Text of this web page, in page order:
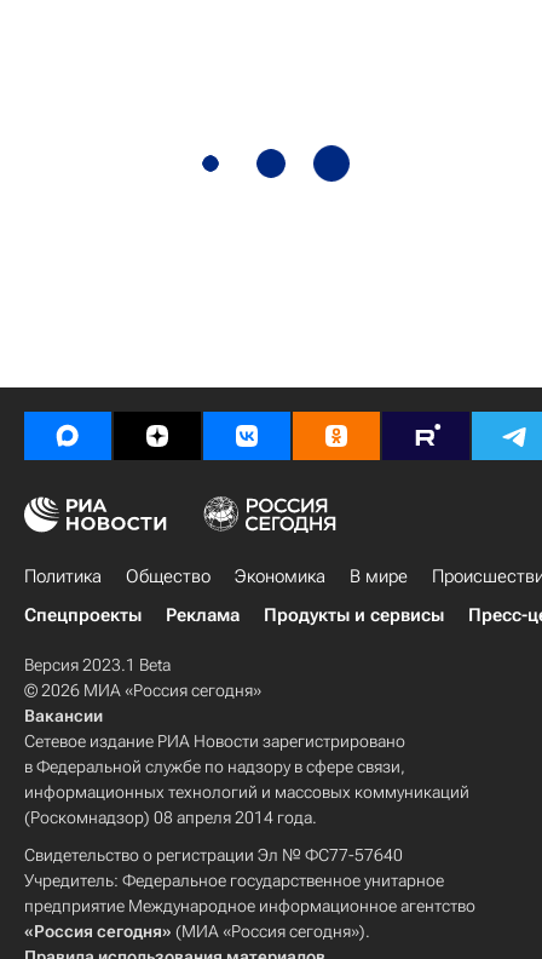
Политика Общество Экономика В мире
Спецпроекты
Реклама Продукты и сервисы Пресс-
Версия 2023.1 Beta
© 2026 МИА «Россия сегодня»
Вакансии
Сетевое издание РИА Новости зарегистрировано
в Федеральной службе по надзору в сфере связи,
информационных технологий и массовых коммуникаций
(Роскомнадзор) 08 апреля 2014 года.
Свидетельство о регистрации Эл № ФС77-57640
Учредитель: Федеральное государственное унитарное
предприятие Международное информационное агентство
«Россия сегодня» (МИА «Россия сегодня»).